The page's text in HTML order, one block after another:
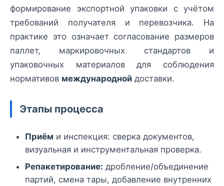
формирование экспортной упаковки с учётом
требований получателя и перевозчика. На
практике это означает согласование размеров
паллет, маркировочных стандартов и
упаковочных материалов для соблюдения
нормативов международной доставки.
Этапы процесса
Приём и инспекция: сверка документов,
визуальная и инструментальная проверка.
Репакетирование: дробление/объединение
партий, смена тары, добавление внутренних